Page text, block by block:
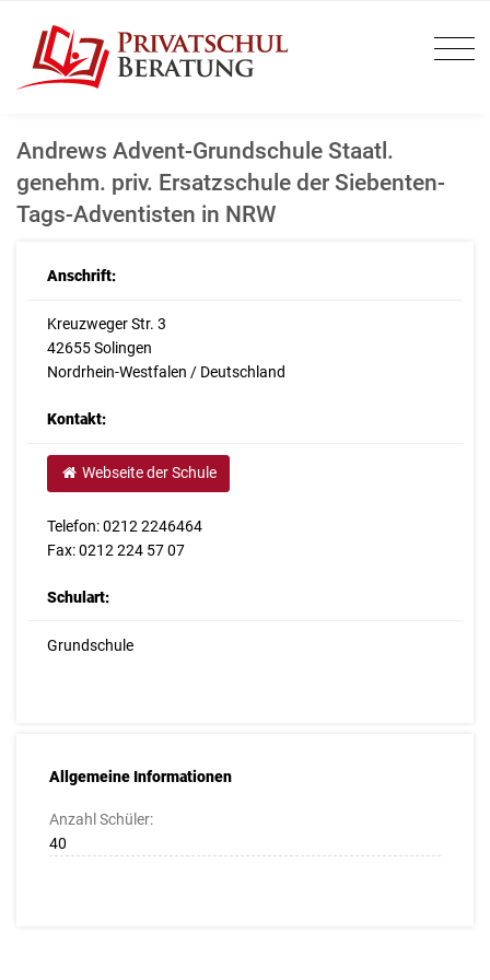
Andrews Advent-Grundschule Staatl.
genehm. priv. Ersatzschule der Siebenten-
Tags-Adventisten in NRW
Anschrift:
Kreuzweger Str. 3
42655 Solingen
Nordrhein-Westfalen / Deutschland
Kontakt:
Webseite der Schule
Telefon: 0212 2246464
Fax: 0212 224 57 07
Schulart:
Grundschule
Allgemeine Informationen
Anzahl Schüler:
40